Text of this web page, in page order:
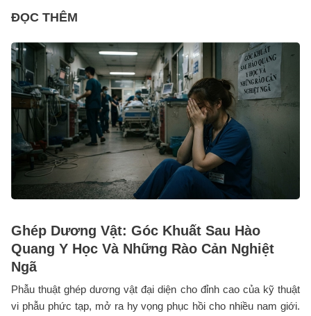
ĐỌC THÊM
Ghép Dương Vật: Góc Khuất Sau Hào
Quang Y Học Và Những Rào Cản Nghiệt
Ngã
Phẫu thuật ghép dương vật đại diện cho đỉnh cao của kỹ thuật
vi phẫu phức tạp, mở ra hy vọng phục hồi cho nhiều nam giới.